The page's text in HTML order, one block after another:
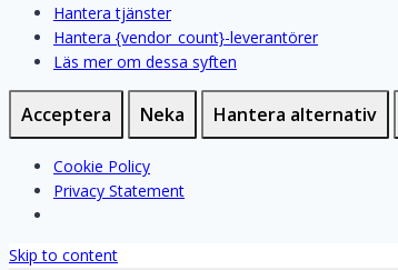
Hantera tjänster
Hantera {vendor_count}-leverantörer
Läs mer om dessa syften
Acceptera Neka Hantera alternativ
Cookie Policy
Privacy Statement
Skip to content